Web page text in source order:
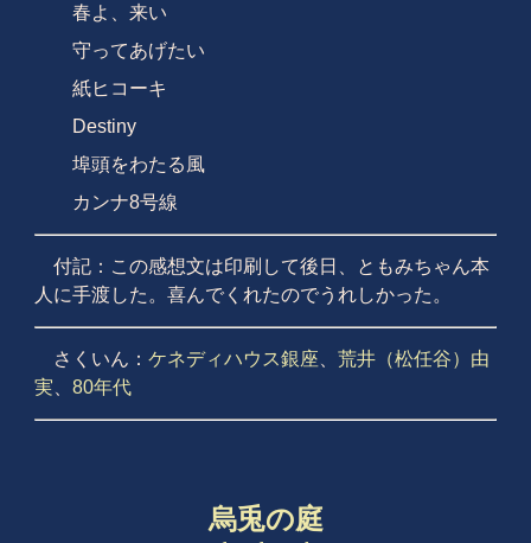
春よ、来い
守ってあげたい
紙ヒコーキ
Destiny
埠頭をわたる風
カンナ8号線
付記：この感想文は印刷して後日、ともみちゃん本
人に手渡した。喜んでくれたのでうれしかった。
さくいん： ケネディハウス銀座
荒井（松任谷）由
実
80年代
烏兎の庭